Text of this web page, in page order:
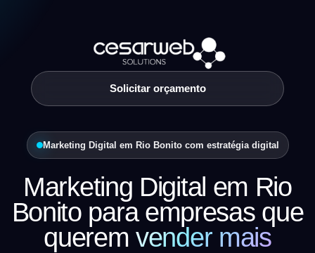
Solicitar orçamento
Marketing Digital em Rio Bonito com estratégia digital
Marketing Digital em Rio
Bonito para empresas que
queremvender mais